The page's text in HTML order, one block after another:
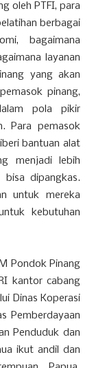
oleh PTFI, para
berbagai
bagaimana
layanan
yang akan
pinang,
pola pikir
Para pemasok
bantuan alat
menjadi lebih
dipangkas.
untuk mereka
kebutuhan
Pondok Pinang
kantor cabang
Dinas Koperasi
Pemberdayaan
Penduduk dan
ikut andil dan